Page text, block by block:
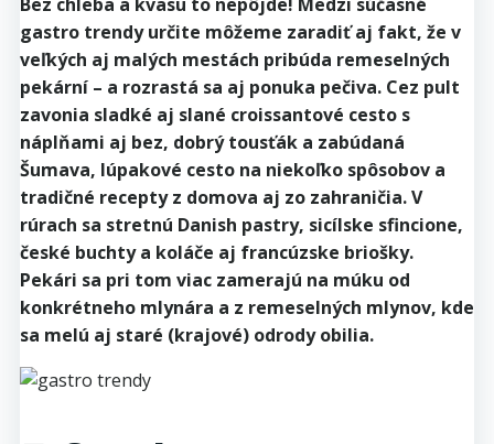
gastro trendy určite môžeme zaradiť aj fakt, že v
veľkých aj malých mestách pribúda remeselných
pekární – a rozrastá sa aj ponuka pečiva. Cez pult
zavonia sladké aj slané croissantové cesto s
náplňami aj bez, dobrý tousťák a zabúdaná
Šumava, lúpakové cesto na niekoľko spôsobov a
tradičné recepty z domova aj zo zahraničia. V
rúrach sa stretnú Danish pastry, sicílske sfincione,
české buchty a koláče aj francúzske briošky.
Pekári sa pri tom viac zamerajú na múku od
konkrétneho mlynára a z remeselných mlynov, kde
sa melú aj staré (krajové) odrody obilia.